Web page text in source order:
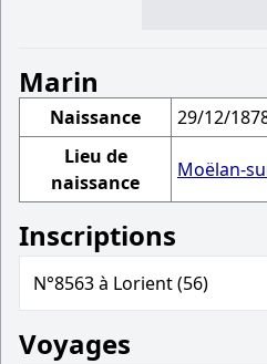
Marin
Naissance
29/12/
Lieu de
naissance
Moëlan-
Inscriptions
N°8563 à Lorient (56)
Voyages